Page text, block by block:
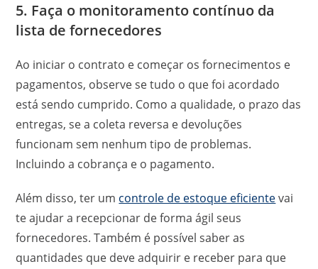
5. Faça o monitoramento contínuo da
lista de fornecedores
Ao iniciar o contrato e começar os fornecimentos e
pagamentos, observe se tudo o que foi acordado
está sendo cumprido. Como a qualidade, o prazo das
entregas, se a coleta reversa e devoluções
funcionam sem nenhum tipo de problemas.
Incluindo a cobrança e o pagamento.
Além disso, ter um controle de estoque eficientevai
te ajudar a recepcionar de forma ágil seus
fornecedores. Também é possível saber as
quantidades que deve adquirir e receber para que